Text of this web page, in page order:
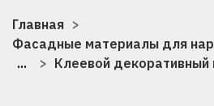
Главная
Фасадные материалы для
...
Клеевой декоративный